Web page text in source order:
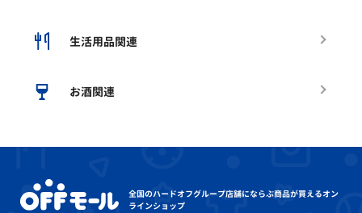
生活用品関連
お酒関連
全国のハードオフグループ店舗にならぶ商品が買えるオン
ラインショップ